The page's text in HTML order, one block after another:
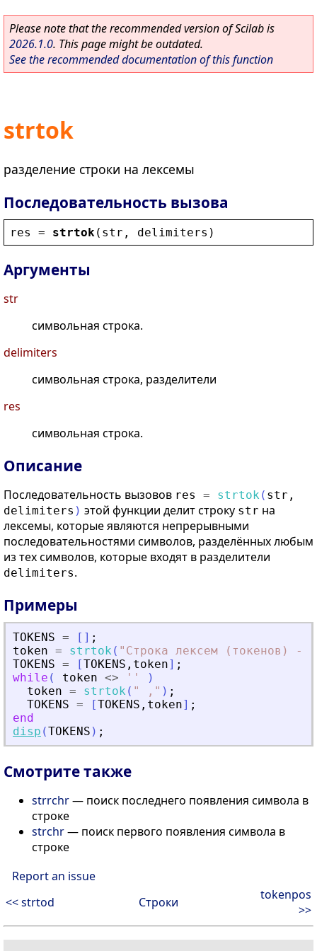
Please note that the recommended version of Scilab is
2026.1.0. This page might be outdated.
See the recommended documentation of this function
strtok
разделение строки на лексемы
Последовательность вызова
res = strtok ( str , delimiters )
Аргументы
str
символьная строка.
delimiters
символьная строка, разделители
res
символьная строка.
Описание
Последовательность вызовов res = strtok ( str ,
delimiters ) этой функции делит строку str на
лексемы, которые являются непрерывными
последовательностями символов, разделённых любым
из тех символов, которые входят в разделители
delimiters.
Примеры
TOKENS = [ ] ;
token = strtok ( " Строка лексем (токенов) -
TOKENS = [TOKENS , token] ;
while ( token <> ' '
)
token = strtok ( " , " ) ;
TOKENS = [TOKENS , token] ;
end
disp (TOKENS ) ;
Смотрите также
strrchr— поиск последнего появления символа в
строке
strchr— поиск первого появления символа в
строке
Report an issue
<< strtod
Строки
tokenpos
>>